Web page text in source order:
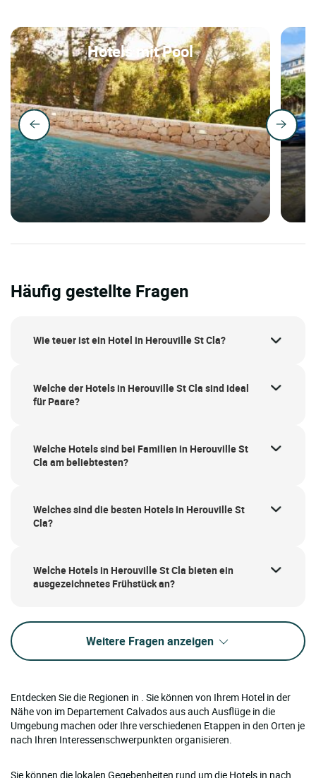
Hotels mit Pool
Häufig gestellte Fragen
Wie teuer ist ein Hotel in Herouville St Cla?
Welche der Hotels in Herouville St Cla sind ideal
für Paare?
Welche Hotels sind bei Familien in Herouville St
Cla am beliebtesten?
Welches sind die besten Hotels in Herouville St
Cla?
Welche Hotels in Herouville St Cla bieten ein
ausgezeichnetes Frühstück an?
Weitere Fragen anzeigen
Entdecken Sie die Regionen in . Sie können von Ihrem Hotel in der
Nähe von im Departement Calvados aus auch Ausflüge in die
Umgebung machen oder Ihre verschiedenen Etappen in den Orten je
nach Ihren Interessenschwerpunkten organisieren.
Sie können die lokalen Gegebenheiten rund um die Hotels in nach